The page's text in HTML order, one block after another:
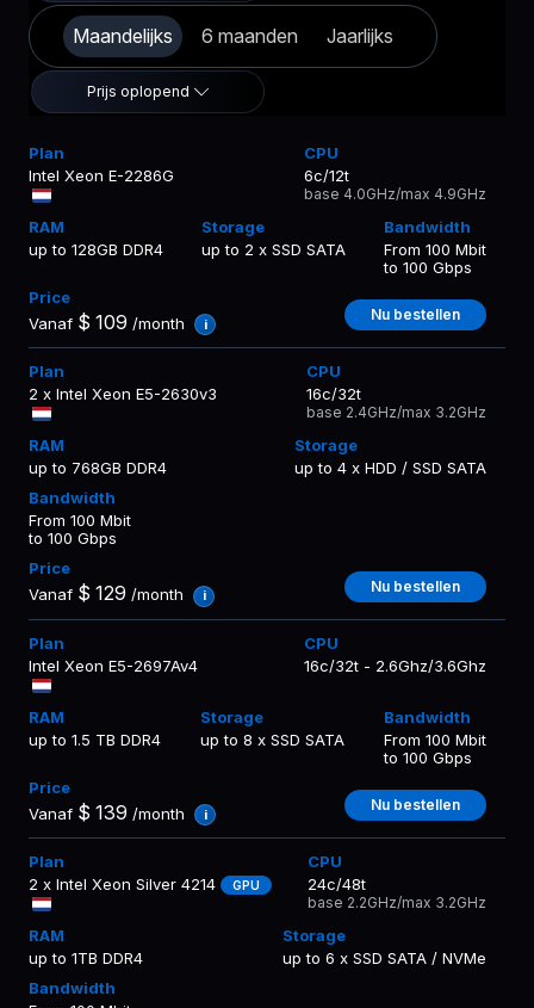
Maandelijks 6 maanden Jaarlijks
Prijs oplopend
Intel Xeon E-2286G 6c/12t
base 4.0GHz/max 4.9GHz
up to 128GB DDR4 up to 2 x SSD SATA
From 100 Mbit
to 100 Gbps
Vanaf $ 109 /month i
Nu bestellen
2 x Intel Xeon E5-2630v3 16c/32t
base 2.4GHz/max 3.2GHz
up to 768GB DDR4 up to 4 x HDD / SSD SATA
From 100 Mbit
to 100 Gbps
Vanaf $ 129 /month i
Nu bestellen
Intel Xeon E5-2697Av4 16c/32t - 2.6Ghz/3.6Ghz
up to 1.5 TB DDR4 up to 8 x SSD SATA
From 100 Mbit
to 100 Gbps
Vanaf $ 139 /month i
Nu bestellen
2 x Intel Xeon Silver 4214 GPU 24c/48t
base 2.2GHz/max 3.2GHz
up to 1TB DDR4 up to 6 x SSD SATA / NVMe